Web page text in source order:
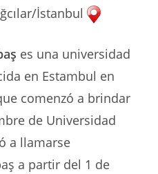
İstanbul
es una universidad
en Estambul en
comenzó a brindar
de Universidad
a llamarse
a partir del 1 de